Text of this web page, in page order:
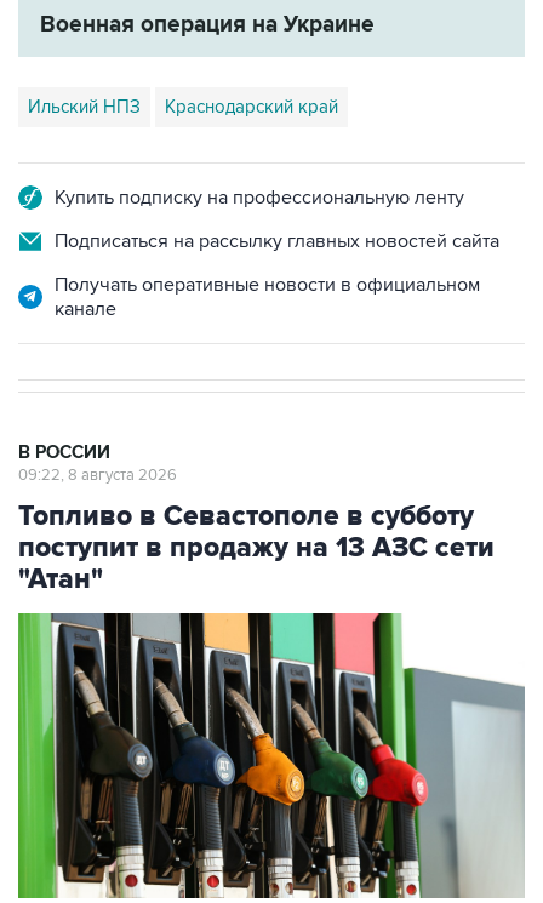
Военная операция на Украине
Ильский НПЗ Краснодарский край
Купить подписку на профессиональную ленту
Подписаться на рассылку главных новостей сайта
Получать оперативные новости в официальном
канале
В РОССИИ
09:22, 8 августа 2026
Топливо в Севастополе в субботу
поступит в продажу на 13 АЗС сети
"Атан"